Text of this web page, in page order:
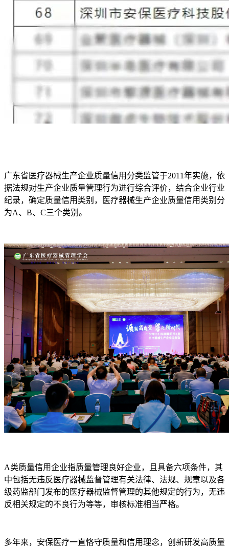
广东省医疗器械生产企业质量信用分类监管于2011年实施，依
据法规对生产企业质量管理行为进行综合评价，结合企业行业
纪录，确定质量信用类别，医疗器械生产企业质量信用类别分
为A、B、C三个类别。
A类质量信用企业指质量管理良好企业，且具备六项条件，其
中包括无违反医疗器械监督管理有关法律、法规、规章以及各
级药监部门发布的医疗器械监督管理的其他规定的行为，无违
反相关规定的不良行为等等，审核标准相当严格。
多年来，安保医疗一直恪守质量和信用理念，创新研发高质量